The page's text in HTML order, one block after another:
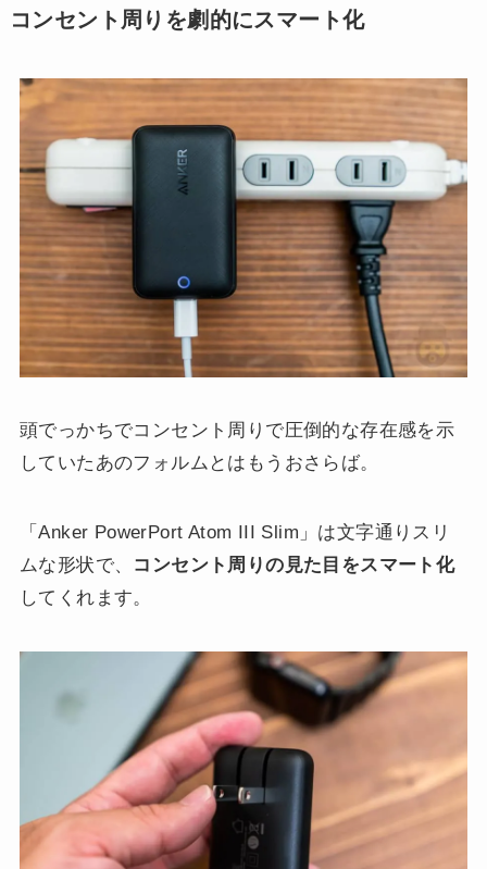
コンセント周りを劇的にスマート化
頭でっかちでコンセント周りで圧倒的な存在感を示
していたあのフォルムとはもうおさらば。
「Anker PowerPort Atom III Slim」は文字通りスリ
ムな形状で、 コンセント周りの見た目をスマート化
してくれます。